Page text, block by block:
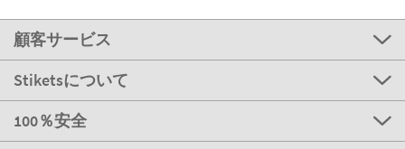
顧客サービス
Stiketsについて
100％安全